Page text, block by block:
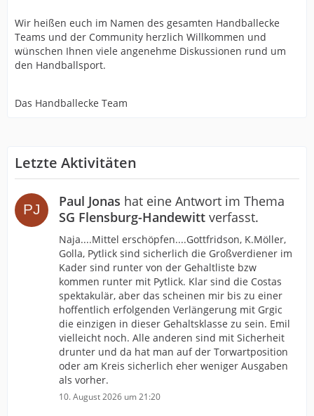
Wir heißen euch im Namen des gesamten Handballecke
Teams und der Community herzlich Willkommen und
wünschen Ihnen viele angenehme Diskussionen rund um
den Handballsport.
Das Handballecke Team
Letzte Aktivitäten
Paul Jonas hat eine Antwort im Thema
SG Flensburg-Handewitt verfasst.
Naja....Mittel erschöpfen....Gottfridson, K.Möller,
Golla, Pytlick sind sicherlich die Großverdiener im
Kader sind runter von der Gehaltliste bzw
kommen runter mit Pytlick. Klar sind die Costas
spektakulär, aber das scheinen mir bis zu einer
hoffentlich erfolgenden Verlängerung mit Grgic
die einzigen in dieser Gehaltsklasse zu sein. Emil
vielleicht noch. Alle anderen sind mit Sicherheit
drunter und da hat man auf der Torwartposition
oder am Kreis sicherlich eher weniger Ausgaben
als vorher.
10. August 2026 um 21:20